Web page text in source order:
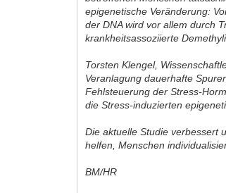
epigenetische Veränderung:
der DNA wird vor allem durch
krankheitsassoziierte
Torsten Klengel,
Veranlagung dauerhafte
Fehlsteuerung der Stress-
die Stress-induzierten
Die aktuelle Studie verbessert
helfen, Menschen
BM/HR